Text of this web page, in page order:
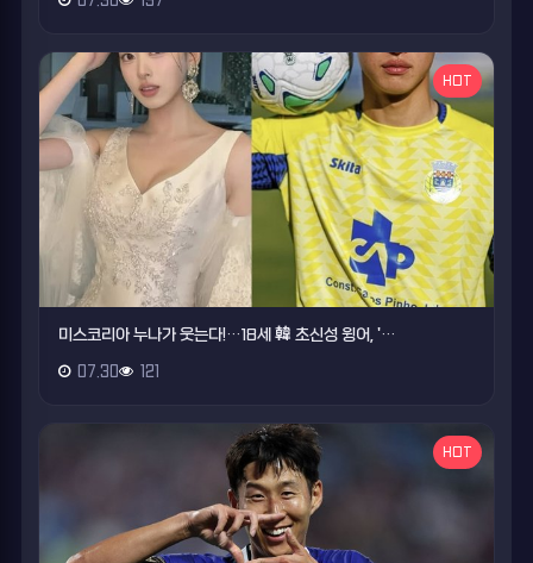
HOT
미스코리아 누나가 웃는다!…18세 韓 초신성 윙어, '…
07.30 121
HOT